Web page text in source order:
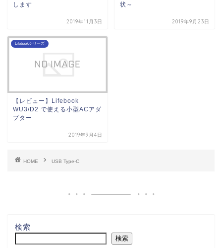
します
2019年11月3日
状～
2019年9月23日
Lifebookシリーズ
【レビュー】Lifebook
WU3/D2 で使える小型ACアダ
プター
2019年9月4日
HOME USB Type-C
検索
検索